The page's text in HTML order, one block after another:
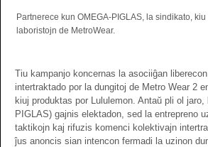
Partnerece kun OMEGA-PIGLAS, la sindikato,
laboristojn de MetroWear.
Tiu kampanjo koncernas la asociiĝan
intertraktado por la dungitoj de Metro Wear 2
kiuj produktas por Lululemon. Antaŭ pli ol
PIGLAS) gajnis elektadon, sed la entrepreno
taktikojn kaj rifuzis komenci kolektivajn
ĵus anoncis sian intencon fermadi la uzinon